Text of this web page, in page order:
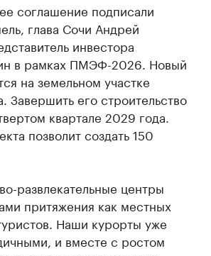
соглашение подписали
глава Сочи Андрей
инвестора
в рамках ПМЭФ-2026. Новый
на земельном участке
Завершить его строительство
квартале 2029 года.
позволит создать 150
развлекательные центры
притяжения как местных
Наши курорты уже
и вместе с ростом